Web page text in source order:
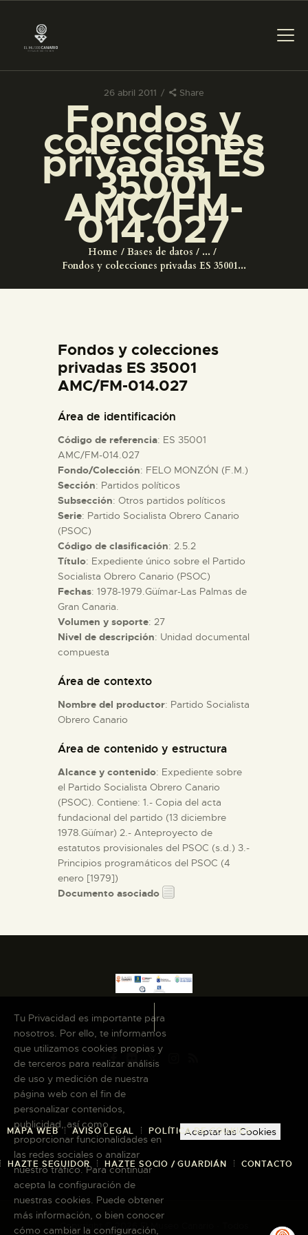
26 abril 2011 Share
Fondos y
colecciones
privadas ES
35001
AMC/FM-
014.027
Home Bases de datos
...
Fondos y colecciones privadas ES 35001...
PREPARAR LA VISITA
ACTIVIDADES
█
EL MUSEO
ESPAÑOL
ACTIVIDADES
█
EL MUSEO
COLECCIONES
DIDÁCTICA
ESPAÑOL
Fondos y colecciones
privadas ES 35001
AMC/FM-014.027
Área de identificación
Código de referencia: ES 35001
AMC/FM-014.027
Fondo/Colección: FELO MONZÓN (F.M.)
Sección: Partidos políticos
Subsección: Otros partidos políticos
Serie: Partido Socialista Obrero Canario
(PSOC)
Código de clasificación: 2.5.2
Título: Expediente único sobre el Partido
Socialista Obrero Canario (PSOC)
Fechas: 1978-1979.Güímar-Las Palmas de
Gran Canaria.
Volumen y soporte: 27
Nivel de descripción: Unidad documental
compuesta
Área de contexto
Nombre del productor: Partido Socialista
Obrero Canario
Área de contenido y estructura
Alcance y contenido: Expediente sobre
el Partido Socialista Obrero Canario
(PSOC). Contiene: 1.- Copia del acta
fundacional del partido (13 diciembre
1978.Güímar) 2.- Anteproyecto de
estatutos provisionales del PSOC (s.d.) 3.-
Principios programáticos del PSOC (4
enero [1979])
Documento asociado
MAPA WEB AVISO LEGAL POLÍTICA DE COOKIES
HAZTE SEGUIDOR HAZTE SOCIO / GUARDIÁN CONTACTO
Copyright © 2026 El Museo Canario · Todos
Tu Privacidad es importante para
nosotros. Por ello, te informamos
que utilizamos cookies propias y
de terceros para realizar análisis
de uso y medición de nuestra
página web con el fin de
personalizar contenidos,
publicidad, así como
proporcionar funcionalidades en
las redes sociales o analizar
nuestro tráfico. Para continuar
acepta la configuración de
nuestras cookies. Puede obtener
más información, o bien conocer
cómo cambiar la configuración,
Aceptar las Cookies